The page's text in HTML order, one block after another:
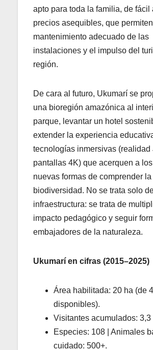
apto para toda la familia, de fácil
precios asequibles, que permiten
mantenimiento adecuado de las
instalaciones y el impulso del
región.
De cara al futuro, Ukumarí se
una bioregión amazónica al
parque, levantar un hotel
extender la experiencia
tecnologías inmersivas (realidad
pantallas 4K) que acerquen a
nuevas formas de comprender la
biodiversidad. No se trata solo
infraestructura: se trata de
impacto pedagógico y seguir
embajadores de la naturaleza.
Ukumarí en cifras (2015–2025)
Área habilitada: 20 ha (de
disponibles).
Visitantes acumulados: 3,3
Especies: 108 | Animales
cuidado: 500+.